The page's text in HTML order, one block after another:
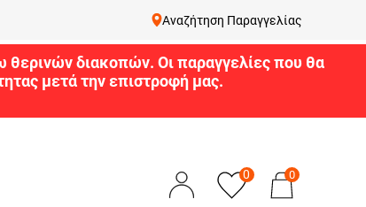
Αναζήτηση Παραγγελίας
θερινών διακοπών. Οι παραγγελίες που θα
μετά την επιστροφή μας.
0 0